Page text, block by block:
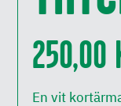
250,00
En vit